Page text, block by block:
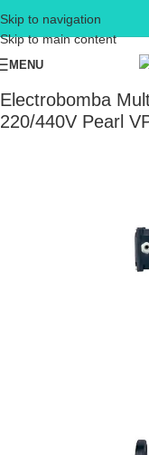
Skip to navigation
Skip to main content
MENU
Inicio Electrobombas -
Electrobomba
220/440V Pearl